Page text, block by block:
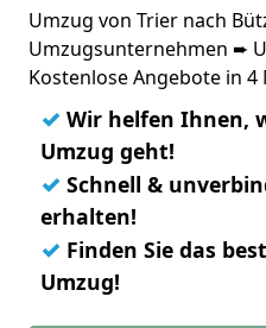
Umzug von Trier nach
Umzugsunternehmen ➨
Kostenlose Angebote in 4
✓ Wir helfen Ihnen,
Umzug geht!
✓ Schnell &
erhalten!
✓ Finden Sie das
Umzug!